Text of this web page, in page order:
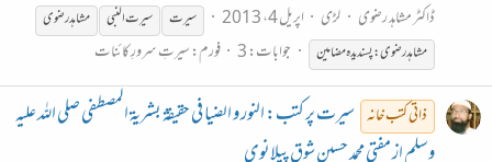
ڈاکٹر مشاہد رضوی
لڑی اپریل 4، 2013 سیرت سیرتالنبی
مشاہدرضوی
مشاہدرضوی: پسندیدہ مضامین
جوابات: 3 فورم:سیرتِ سرورِ کائنات
ذاتی کتب خانہ سیرت پر کتب: النور و الضیا فی حقیقۃ بشریۃ المصطفی صلی اللہ علیہ